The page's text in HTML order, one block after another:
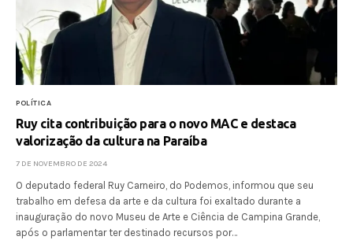
POLÍTICA
Ruy cita contribuição para o novo MAC e destaca
valorização da cultura na Paraíba
7 DE NOVEMBRO DE 2024
O deputado federal Ruy Carneiro, do Podemos, informou que seu
trabalho em defesa da arte e da cultura foi exaltado durante a
inauguração do novo Museu de Arte e Ciência de Campina Grande,
após o parlamentar ter destinado recursos por…